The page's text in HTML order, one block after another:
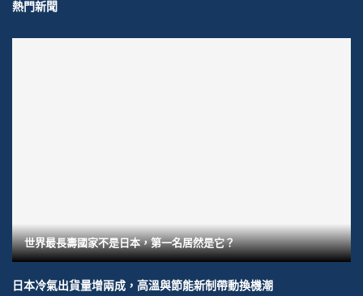
熱門新聞
世界最長壽國家不是日本，第一名居然是它？
日本冷氣出貨量增兩成，高溫與節能新制帶動換機潮